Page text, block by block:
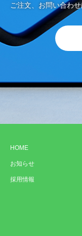
ご注文、お問い合わ
HOME
お知らせ
採用情報